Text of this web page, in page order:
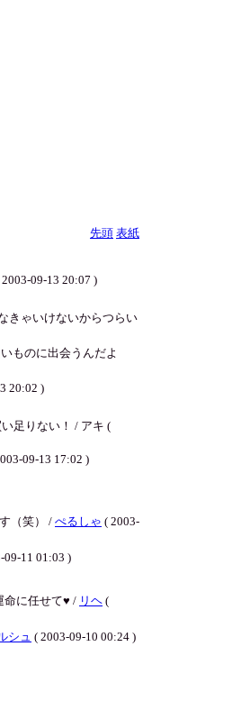
先頭 表紙
09-13 20:07 )
きゃいけないからつらい
ものに出会うんだよ
20:02 )
足りない！ / アキ (
09-13 17:02 )
（笑） / ぺるしゃ ( 2003-
09-11 01:03 )
命に任せて♥ / リヘ (
シュ ( 2003-09-10 00:24 )